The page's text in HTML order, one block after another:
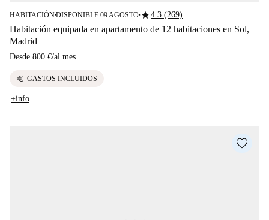
HABITACIÓN■DISPONIBLE 09 AGOSTO■star4.3 (269)
Habitación equipada en apartamento de 12 habitaciones en Sol,
Madrid
Desde 800 €/al mes
euro GASTOS INCLUIDOS
+info